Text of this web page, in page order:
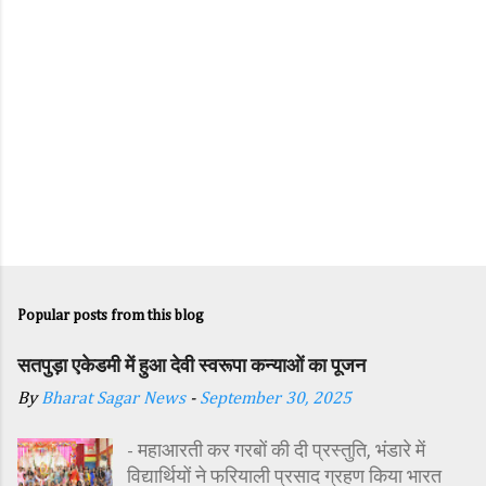
Popular posts from this blog
सतपुड़ा एकेडमी में हुआ देवी स्वरूपा कन्याओं का पूजन
ByBharat Sagar News - September 30, 2025
- महाआरती कर गरबों की दी प्रस्तुति, भंडारे में
विद्यार्थियों ने फरियाली प्रसाद ग्रहण किया भारत